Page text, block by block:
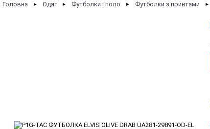
Головна ► Одяг ► Футболки і поло ► Футболки з принтами ►